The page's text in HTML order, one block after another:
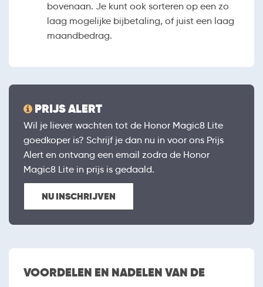
bovenaan. Je kunt ook sorteren op een zo
laag mogelijke bijbetaling, of juist een laag
maandbedrag.
PRIJS ALERT
Wil je liever wachten tot de Honor Magic8 Lite
goedkoper is? Schrijf je dan nu in voor ons Prijs
Alert en ontvang een email zodra de Honor
Magic8 Lite in prijs is gedaald.
NU INSCHRIJVEN
VOORDELEN EN NADELEN VAN DE